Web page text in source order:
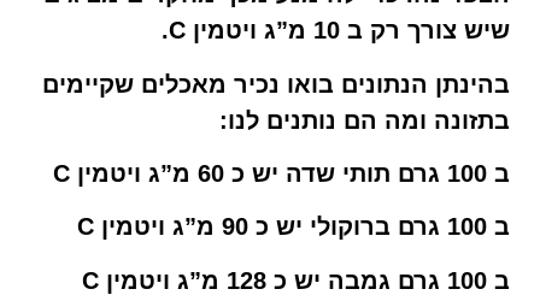
שיש צורך רק ב 10 מ”ג ויטמין C.
בהינתן הנתונים בואו נכיר מאכלים שקיימים
בתזונה ומה הם נותנים לנו:
ב 100 גרם תותי שדה יש כ 60 מ”ג ויטמין C
ב 100 גרם ברוקולי יש כ 90 מ”ג ויטמין C
ב 100 גרם גמבה יש כ 128 מ”ג ויטמין C